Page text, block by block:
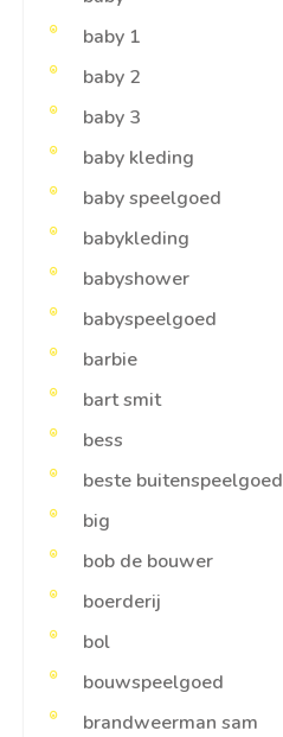
baby 1
baby 2
baby 3
baby kleding
baby speelgoed
babykleding
babyshower
babyspeelgoed
barbie
bart smit
bess
beste buitenspeelgoed
big
bob de bouwer
boerderij
bol
bouwspeelgoed
brandweerman sam